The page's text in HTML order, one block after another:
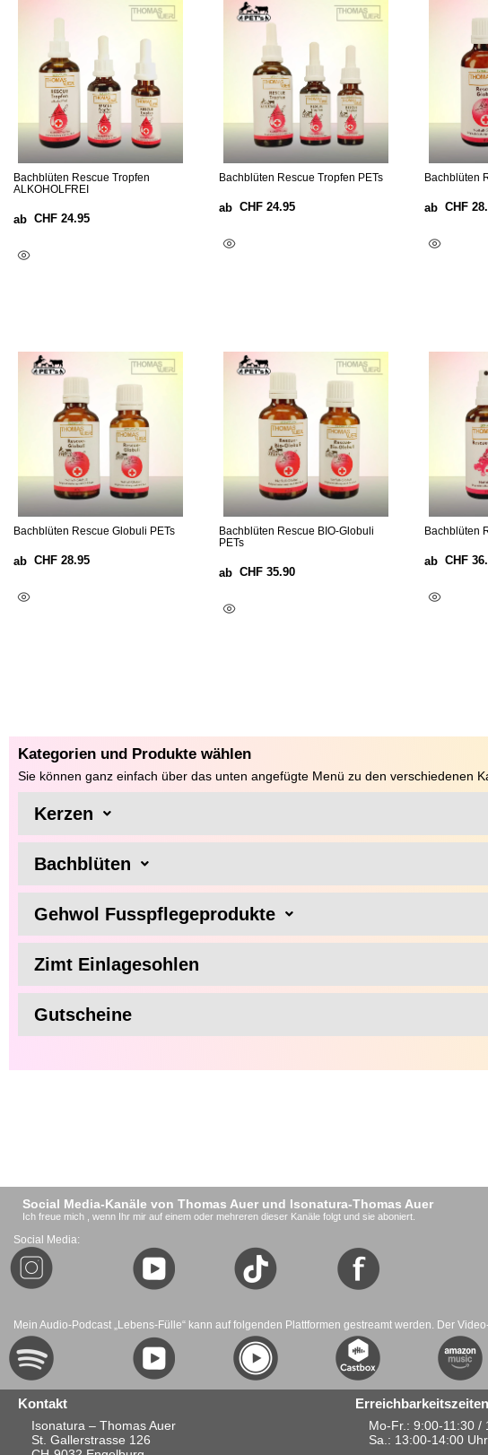
Bachblüten Rescue Tropfen
ALKOHOLFREI
ab CHF 24.95
Bachblüten Rescue Tropfen PETs
ab CHF 24.95
Bachblüten
ab CHF
Bachblüten Rescue Globuli PETs
ab CHF 28.95
Bachblüten Rescue BIO-Globuli
PETs
ab CHF 35.90
Bachblüten
ab CHF
Kategorien und Produkte wählen
Sie können ganz einfach über das unten angefügte Menü zu den verschiedenen
Kerzen
Bachblüten
Gehwol Fusspflegeprodukte
Zimt Einlagesohlen
Gutscheine
Social Media-Kanäle von Thomas Auer und Isonatura-Thomas Auer
Ich freue mich , wenn Ihr mir auf einem oder mehreren dieser Kanäle folgt und sie aboniert.
Social Media:
Mein Audio-Podcast „Lebens-Fülle“ kann auf folgenden Plattformen gestreamt werden. Der
Kontakt
Isonatura – Thomas Auer
St. Gallerstrasse 126
Erreichbarkeitszeiten
Mo-Fr.: 9:00-11:30 /
Sa. : 13:00-14:00